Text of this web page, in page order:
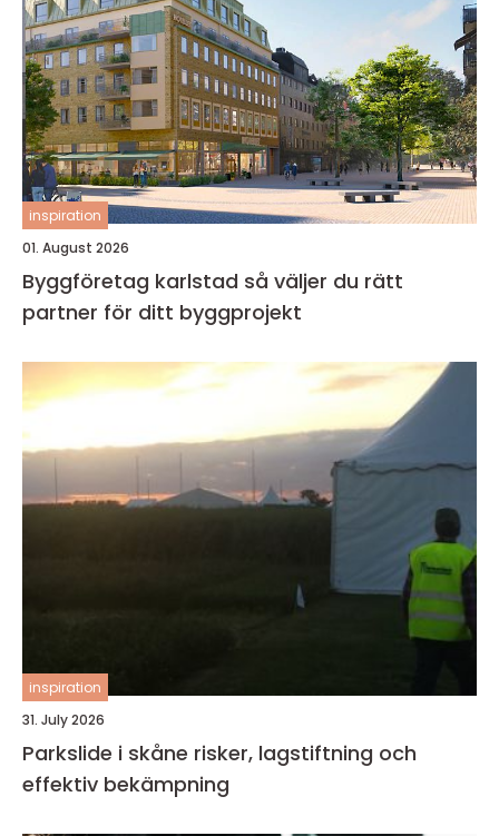
inspiration
01. August 2026
Byggföretag karlstad så väljer du rätt
partner för ditt byggprojekt
inspiration
31. July 2026
Parkslide i skåne risker, lagstiftning och
effektiv bekämpning